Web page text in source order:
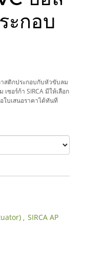
ะกอบ
าสติกประกอบกับหัวขับลม
ซอร์ก้า SIRCA มีให้เลือก
ใบเสนอราคาได้ทันที
, SIRCA AP